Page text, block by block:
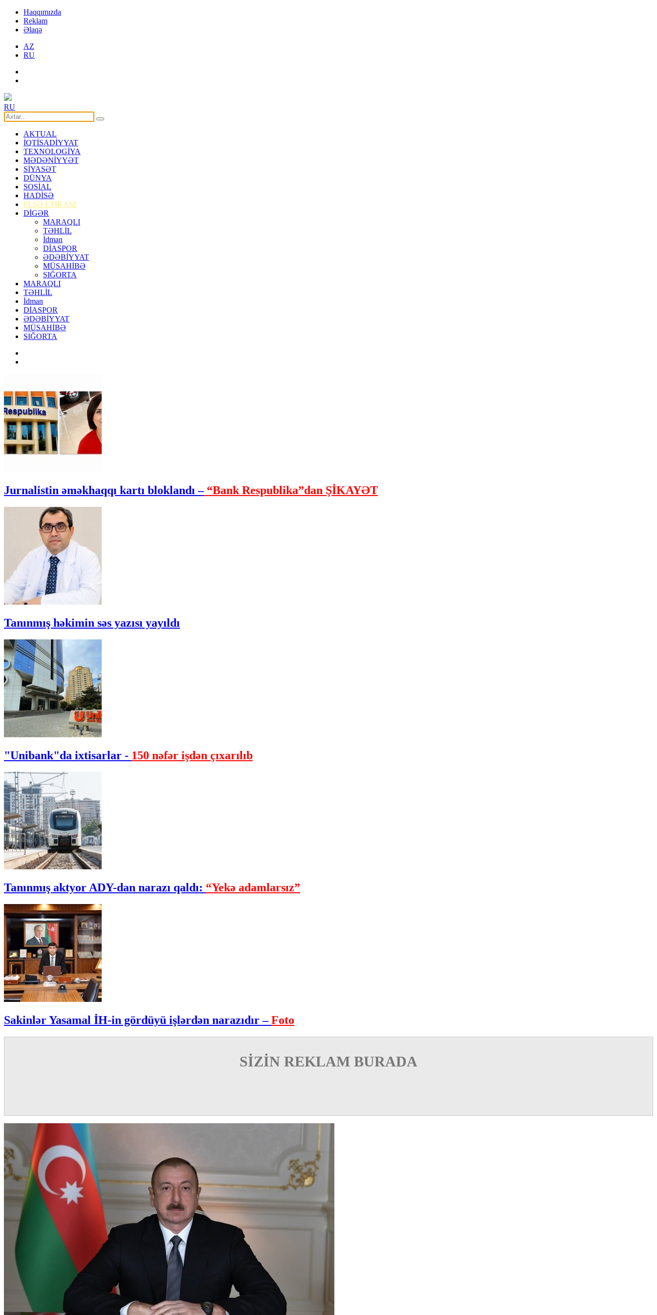
Haqqımızda
Reklam
Əlaqə
AZ
RU
RU
AKTUAL
İQTİSADİYYAT
TEXNOLOGİYA
MƏDƏNİYYƏT
SİYASƏT
DÜNYA
SOSİAL
HADİSƏ
PEŞƏ ETİKASI
DİGƏR
MARAQLI
TƏHLİL
İdman
DİASPOR
ƏDƏBİYYAT
MÜSAHİBƏ
SIĞORTA
MARAQLI
TƏHLİL
İdman
DİASPOR
ƏDƏBİYYAT
MÜSAHİBƏ
SIĞORTA
Jurnalistin əməkhaqqı kartı bloklandı –“Bank Respublika”dan ŞİKAYƏT
Tanınmış həkimin səs yazısı yayıldı
"Unibank"da ixtisarlar - 150 nəfər işdən çıxarılıb
Tanınmış aktyor ADY-dan narazı qaldı: “Yekə adamlarsız”
Sakinlər Yasamal İH-in gördüyü işlərdən narazıdır –Foto
SİZİN REKLAM BURADA